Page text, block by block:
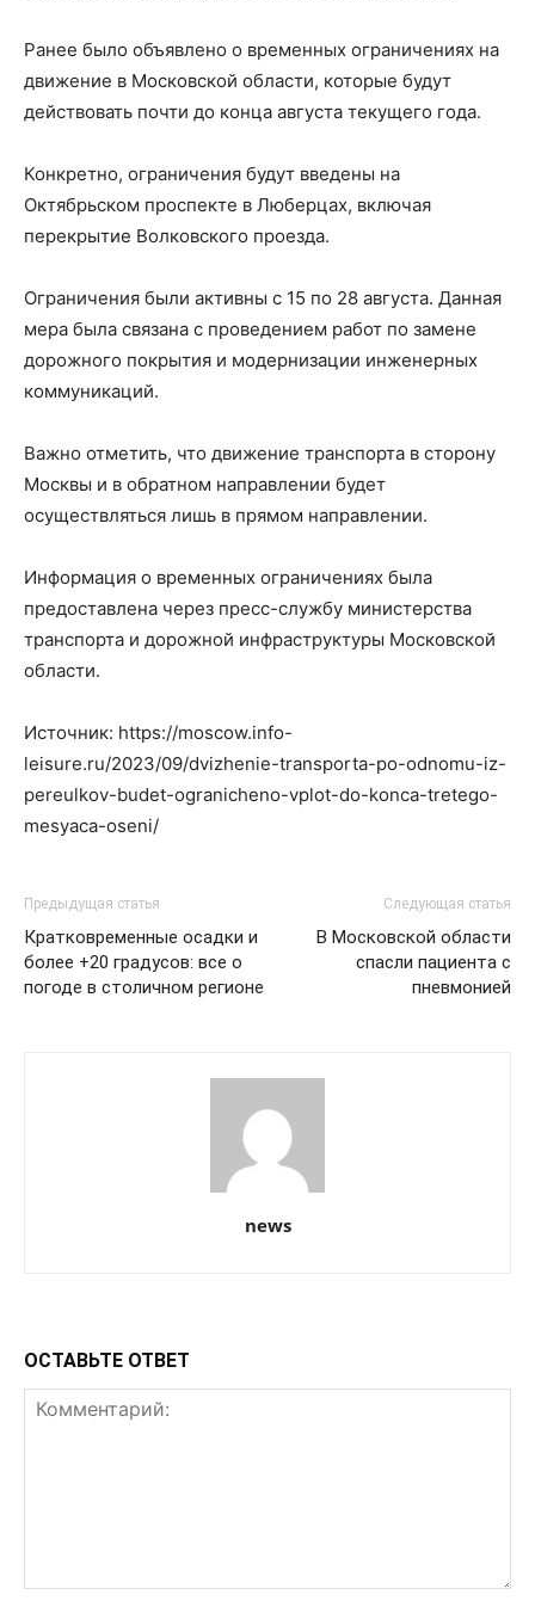
Ранее было объявлено о временных ограничениях на
движение в Московской области, которые будут
действовать почти до конца августа текущего года.
Конкретно, ограничения будут введены на
Октябрьском проспекте в Люберцах, включая
перекрытие Волковского проезда.
Ограничения были активны с 15 по 28 августа. Данная
мера была связана с проведением работ по замене
дорожного покрытия и модернизации инженерных
коммуникаций.
Важно отметить, что движение транспорта в сторону
Москвы и в обратном направлении будет
осуществляться лишь в прямом направлении.
Информация о временных ограничениях была
предоставлена через пресс-службу министерства
транспорта и дорожной инфраструктуры Московской
области.
Источник: https://moscow.info-
leisure.ru/2023/09/dvizhenie-transporta-po-odnomu-iz-
pereulkov-budet-ogranicheno-vplot-do-konca-tretego-
mesyaca-oseni/
Предыдущая статья
Кратковременные осадки и
более +20 градусов: все о
погоде в столичном регионе
Следующая статья
В Московской области
спасли пациента с
пневмонией
news
ОСТАВЬТЕ ОТВЕТ